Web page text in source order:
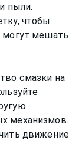
пыли.
чтобы
могут мешать
смазки на
механизмов.
движение